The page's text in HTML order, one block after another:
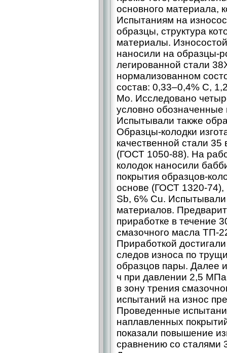
основного материала,
Испытаниям на
образцы, структура
материалы.
наносили на образцы-
легированной стали
нормализованном
состав: 0,33–0,4% С,
Mo. Исследовано
условно
Испытывали также
Образцы-колодки
качественной стали
(ГОСТ 1050-88). На
колодок наносили
покрытия образцов-
основе (ГОСТ 1320-
Sb, 6% Cu.
материалов.
приработке в течение
смазочного масла ТП-
Приработкой
следов износа по
образцов пары. Далее
ч при давлении 2,5
в зону трения
испытаний на износ
Проведенные
наплавленных
показали повышение
сравнению со